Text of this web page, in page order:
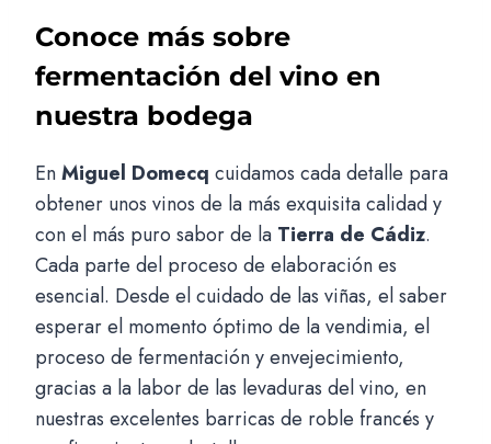
Conoce más sobre
fermentación del vino en
nuestra bodega
EnMiguel Domecq cuidamos cada detalle para
obtener unos vinos de la más exquisita calidad y
con el más puro sabor de la Tierra de Cádiz.
Cada parte del proceso de elaboración es
esencial. Desde el cuidado de las viñas, el saber
esperar el momento óptimo de la vendimia, el
proceso de fermentación y envejecimiento,
gracias a la labor de las levaduras del vino, en
nuestras excelentes barricas de roble francés y